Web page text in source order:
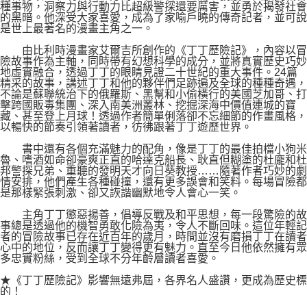
種事物，洞察力與行動力比超級警探還要厲害，並勇於揭發社會
的黑暗。他深受大家喜愛，成為了家喻戶曉的傳奇記者，並可說
是世上最著名的漫畫主角之一。
由比利時漫畫家艾爾吉所創作的《丁丁歷險記》，內容以冒
險故事作為主軸，同時帶有幻想科學的成分，並將真實歷史巧妙
地虛實融合，透過丁丁的眼睛見證二十世紀的重大事件。24篇
精采的故事，講述丁丁和他的夥伴們足跡遍及全球的種種奇遇，
不論是蘇聯統治下的俄羅斯、黑幫和小偷橫行的美國芝加哥、打
擊跨國販毒集團、深入南美洲叢林、挖掘深海中價值連城的寶
藏、甚至登上月球！透過作者簡單俐落卻不忘細節的作畫風格，
以暢快的節奏引領著讀者，彷彿跟著丁丁遊歷世界。
書中還有各個充滿魅力的配角，像是丁丁的最佳拍檔小狗米
魯、嗜酒如命卻豪爽正直的哈達克船長、耿直但糊塗的杜龐和杜
邦警探兄弟、重聽的發明天才向日葵教授……隨著作者巧妙的劇
情安排，他們產生各種碰撞，還有更多誤會和笑料。每場冒險都
是那樣緊張刺激、卻又詼諧幽默地令人會心一笑。
主角丁丁懲惡揚善，倡導反戰及和平思想，每一段驚險的故
事總是透過他的機智勇敢化險為夷，令人不斷回味。這位年輕記
者的冒險故事已存在近百年的歲月，時間並沒有磨損丁丁在讀者
心中的地位，反而讓丁丁變得更有魅力。直至今日他依然擁有眾
多忠實粉絲，受到全球不分年齡層讀者喜愛。
★《丁丁歷險記》影響無遠弗屆，各界名人盛讚，更成為歷史標
的！